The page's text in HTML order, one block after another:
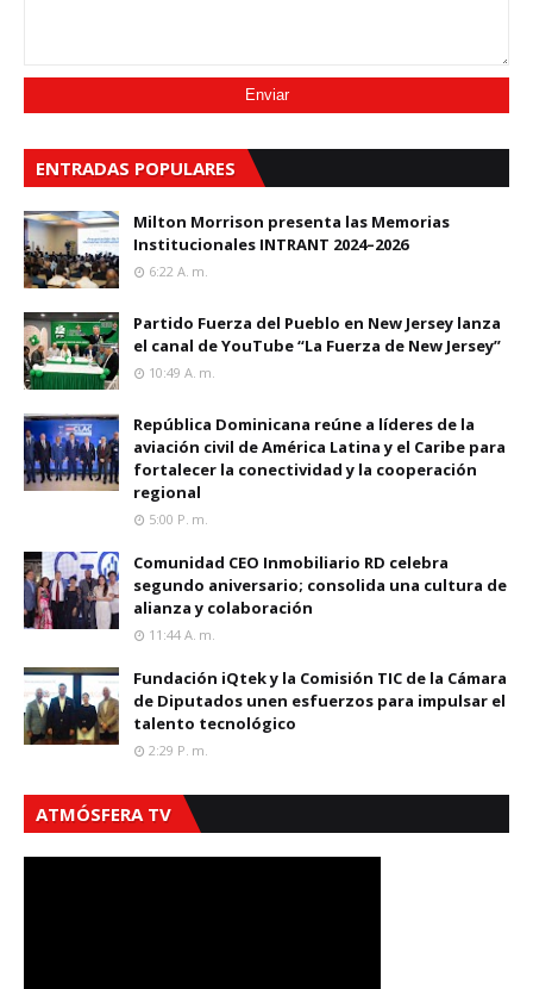
ENTRADAS POPULARES
Milton Morrison presenta las Memorias
Institucionales INTRANT 2024–2026
6:22 A. M.
Partido Fuerza del Pueblo en New Jersey lanza
el canal de YouTube “La Fuerza de New Jersey”
10:49 A. M.
República Dominicana reúne a líderes de la
aviación civil de América Latina y el Caribe para
fortalecer la conectividad y la cooperación
regional
5:00 P. M.
Comunidad CEO Inmobiliario RD celebra
segundo aniversario; consolida una cultura de
alianza y colaboración
11:44 A. M.
Fundación iQtek y la Comisión TIC de la Cámara
de Diputados unen esfuerzos para impulsar el
talento tecnológico
2:29 P. M.
ATMÓSFERA TV